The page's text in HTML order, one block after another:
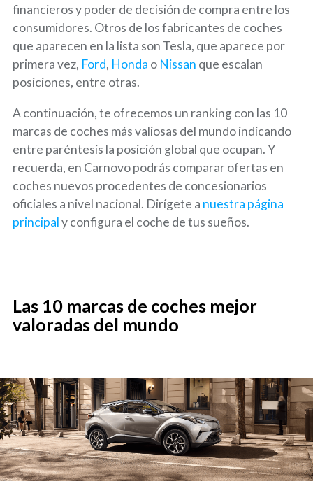
financieros y poder de decisión de compra entre los
consumidores. Otros de los fabricantes de coches
que aparecen en la lista son Tesla, que aparece por
primera vez, Ford, Honda o Nissan que escalan
posiciones, entre otras.
A continuación, te ofrecemos un ranking con las 10
marcas de coches más valiosas del mundo indicando
entre paréntesis la posición global que ocupan. Y
recuerda, en Carnovo podrás comparar ofertas en
coches nuevos procedentes de concesionarios
oficiales a nivel nacional. Dirígete a nuestra página
principaly configura el coche de tus sueños.
Las 10 marcas de coches mejor
valoradas del mundo